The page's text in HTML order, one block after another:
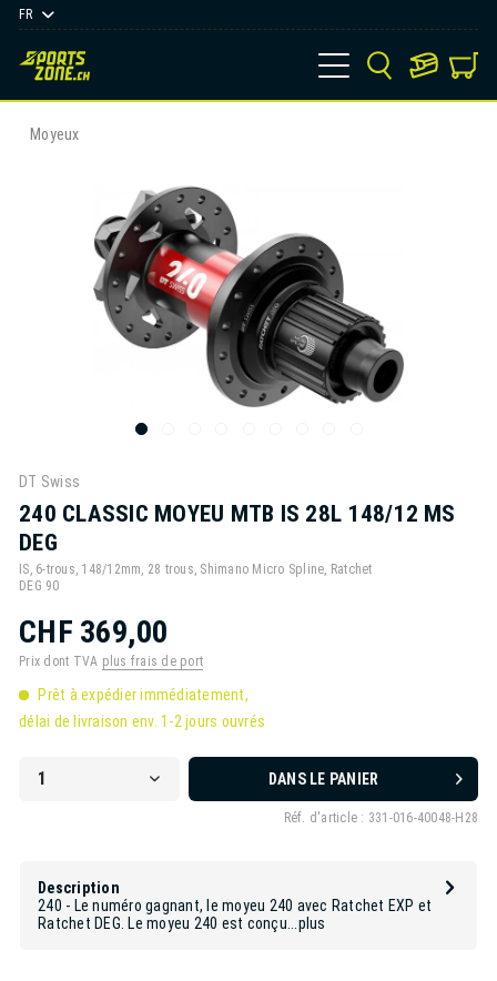
FR
Moyeux
DT Swiss
240 CLASSIC MOYEU MTB IS 28L 148/12 MS
DEG
IS, 6-trous, 148/12mm, 28 trous, Shimano Micro Spline, Ratchet
DEG 90
CHF 369,00
Prix dont TVA plus frais de port
Prêt à expédier immédiatement,
délai de livraison env. 1-2 jours ouvrés
DANS LE PANIER
Réf. d'article : 331-016-40048-H28
Description
240 - Le numéro gagnant, le moyeu 240 avec Ratchet EXP et
Ratchet DEG. Le moyeu 240 est conçu... plus